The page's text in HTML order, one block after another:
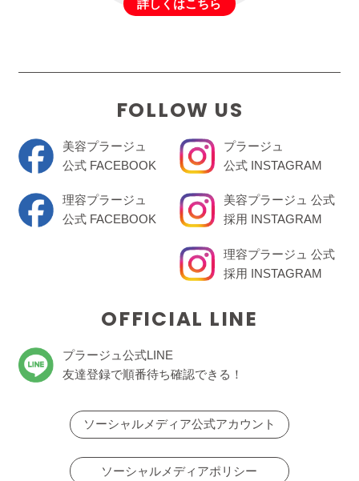
詳しくはこちら
FOLLOW US
美容プラージュ
公式 FACEBOOK
理容プラージュ
公式 FACEBOOK
プラージュ
公式 INSTAGRAM
美容プラージュ 公式
採用 INSTAGRAM
理容プラージュ 公式
採用 INSTAGRAM
OFFICIAL LINE
プラージュ公式LINE
友達登録で順番待ち確認できる！
ソーシャルメディア公式アカウント
ソーシャルメディアポリシー